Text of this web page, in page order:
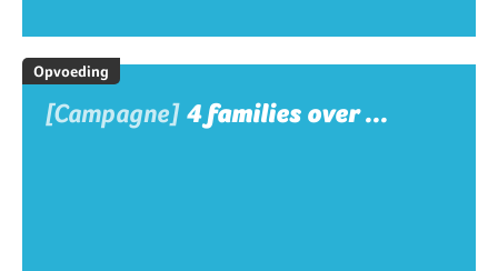
Opvoeding
[Campagne] 4 families over ...